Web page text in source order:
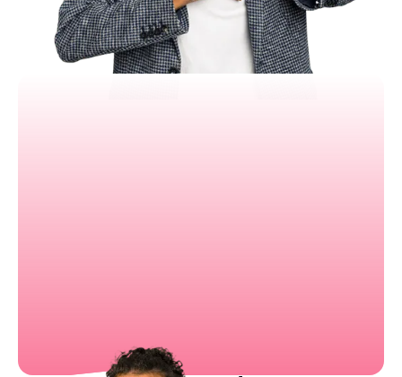
Personnalisation multi-service
Tarifs très compétitifs